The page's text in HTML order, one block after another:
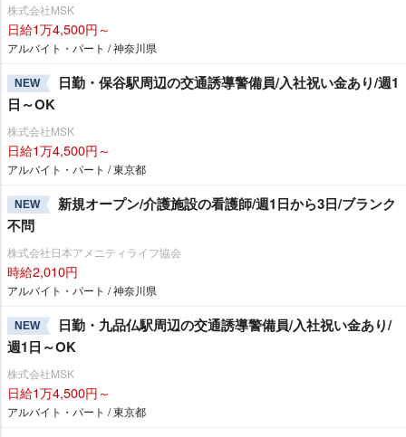
株式会社MSK
日給1万4,500円～
アルバイト・パート / 神奈川県
NEW
日勤・保谷駅周辺の交通誘導警備員/入社祝い金あり/週1
日～OK
株式会社MSK
日給1万4,500円～
アルバイト・パート / 東京都
NEW
新規オープン/介護施設の看護師/週1日から3日/ブランク
不問
株式会社日本アメニティライフ協会
時給2,010円
アルバイト・パート / 神奈川県
NEW
日勤・九品仏駅周辺の交通誘導警備員/入社祝い金あり/
週1日～OK
株式会社MSK
日給1万4,500円～
アルバイト・パート / 東京都